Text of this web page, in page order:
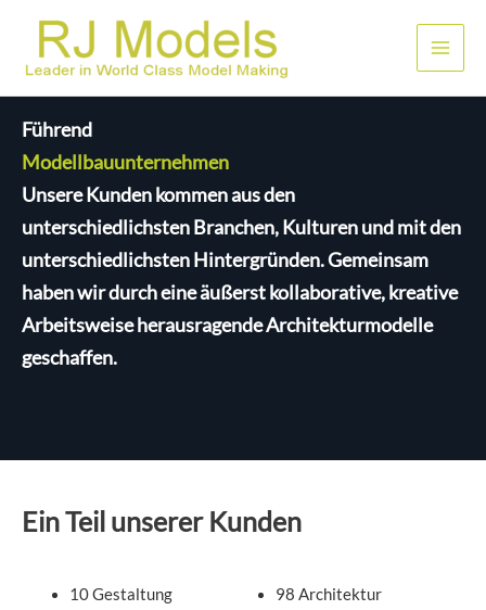
springen
Führend
Modellbauunternehmen
Unsere Kunden kommen aus den
unterschiedlichsten Branchen, Kulturen und mit den
unterschiedlichsten Hintergründen. Gemeinsam
haben wir durch eine äußerst kollaborative, kreative
Arbeitsweise herausragende Architekturmodelle
geschaffen.
Ein Teil unserer Kunden
10 Gestaltung
98 Architektur